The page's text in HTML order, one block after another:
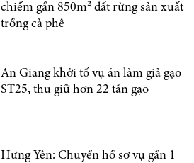
chiếm gần 850m² đất rừng sản xuất
trồng cà phê
An Giang khởi tố vụ án làm giả gạo
ST25, thu giữ hơn 22 tấn gạo
Hưng Yên: Chuyển hồ sơ vụ gần 1